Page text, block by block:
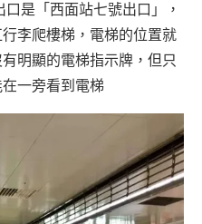
是「西面站七號出口」，
李爬樓梯，電梯的位置就
明顯的電梯指示牌，但只
一旁看到電梯